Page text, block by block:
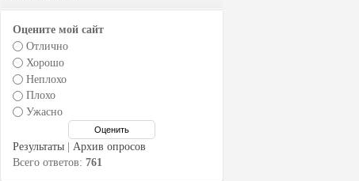
Оцените мой сайт
Отлично
Хорошо
Неплохо
Плохо
Ужасно
Результаты
Архив опросов
Всего ответов: 761